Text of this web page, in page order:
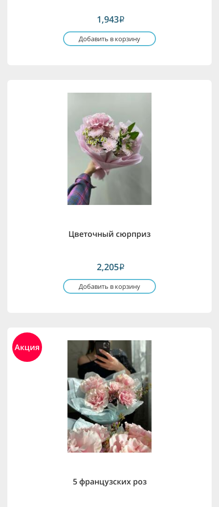
1,943i
Добавить в корзину
Цветочный сюрприз
2,205i
Добавить в корзину
Акция
5 французских роз